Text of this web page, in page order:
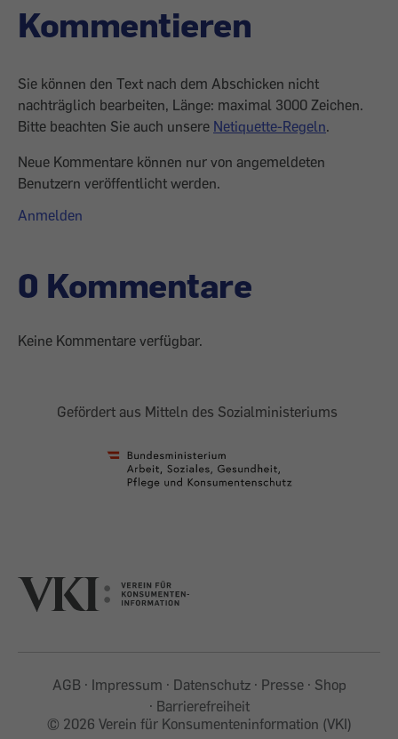
Kommentieren
Sie können den Text nach dem Abschicken nicht
nachträglich bearbeiten, Länge: maximal 3000 Zeichen.
Bitte beachten Sie auch unsere Netiquette-Regeln.
Neue Kommentare können nur von angemeldeten
Benutzern veröffentlicht werden.
Anmelden
0 Kommentare
Keine Kommentare verfügbar.
Gefördert aus Mitteln des Sozialministeriums
AGB Impressum Datenschutz Presse
Shop
Barrierefreiheit
© 2026 Verein für Konsumenteninformation (VKI)